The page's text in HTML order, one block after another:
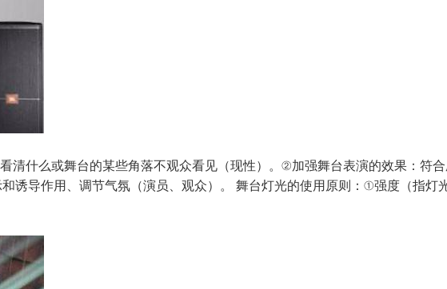
清什么或舞台的某些角落不观众看见（现性）。②加强舞台表演的效果：符
诱导作用、调节气氛（演员、观众）。 舞台灯光的使用原则：①强度（指灯